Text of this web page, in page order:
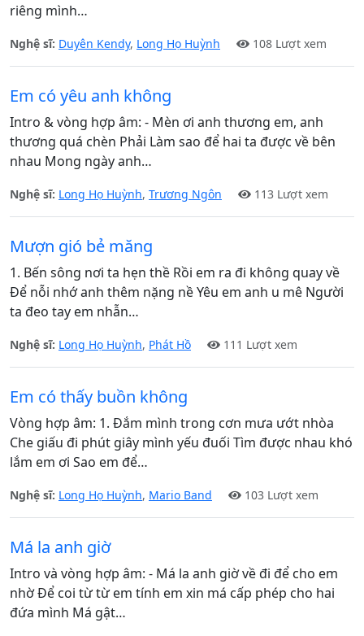
riêng mình…
Nghệ sĩ: Duyên Kendy, Long Họ Huỳnh 108 Lượt xem
Em có yêu anh không
Intro & vòng hợp âm: - Mèn ơi anh thương em, anh
thương quá chèn Phải Làm sao để hai ta được về bên
nhau Mong ngày anh…
Nghệ sĩ: Long Họ Huỳnh, Trương Ngôn 113 Lượt xem
Mượn gió bẻ măng
1. Bến sông nơi ta hẹn thề Rồi em ra đi không quay về
Để nỗi nhớ anh thêm nặng nề Yêu em anh u mê Người
ta đeo tay em nhẫn…
Nghệ sĩ: Long Họ Huỳnh, Phát Hồ 111 Lượt xem
Em có thấy buồn không
Vòng hợp âm: 1. Đắm mình trong cơn mưa ướt nhòa
Che giấu đi phút giây mình yếu đuối Tìm được nhau khó
lắm em ơi Sao em để…
Nghệ sĩ: Long Họ Huỳnh, Mario Band 103 Lượt xem
Má la anh giờ
Intro và vòng hợp âm: - Má la anh giờ về đi để cho em
nhờ Để coi từ từ em tính em xin má cấp phép cho hai
đứa mình Má gật…